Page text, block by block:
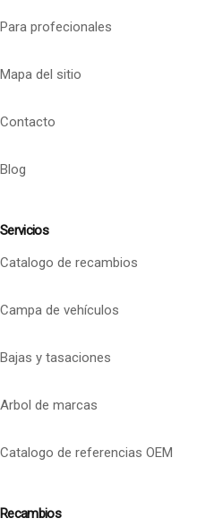
Para profecionales
Mapa del sitio
Contacto
Blog
Servicios
Catalogo de recambios
Campa de vehículos
Bajas y tasaciones
Arbol de marcas
Catalogo de referencias OEM
Recambios